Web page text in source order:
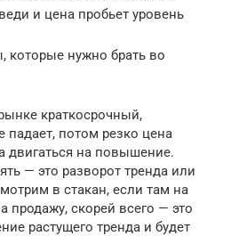
и цена пробьет уровень
которые нужно брать во
краткосрочный,
падает, потом резко цена
двигаться на повышение.
— это разворот тренда или
в стакан, если там на
продажу, скорей всего — это
растущего тренда и будет